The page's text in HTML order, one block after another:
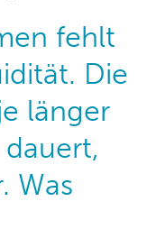
fehlt
Die
länger
Was